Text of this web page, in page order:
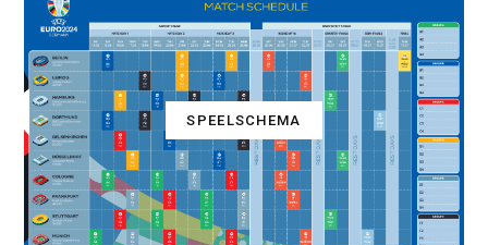
SPEELSCHEMA